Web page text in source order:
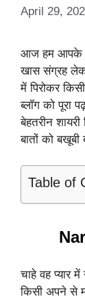
April 29,
आज हम आपके
खास संग्रह
में पिरोकर
ब्लॉग को पूरा
बेहतरीन
बातों को बखूबी
Table of
चाहे वह प्यार में
किसी अपने से